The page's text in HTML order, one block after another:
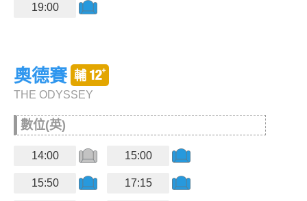
19:00
奧德賽
THE ODYSSEY
數位(英)
14:00 15:00
15:50 17:15